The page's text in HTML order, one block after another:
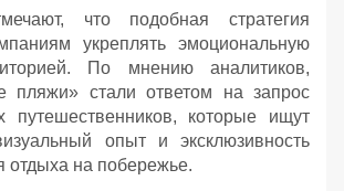
что подобная стратегия
укреплять эмоциональную
По мнению аналитиков,
пляжи» стали ответом на запрос
путешественников, которые ищут
опыт и эксклюзивность
отдыха на побережье.